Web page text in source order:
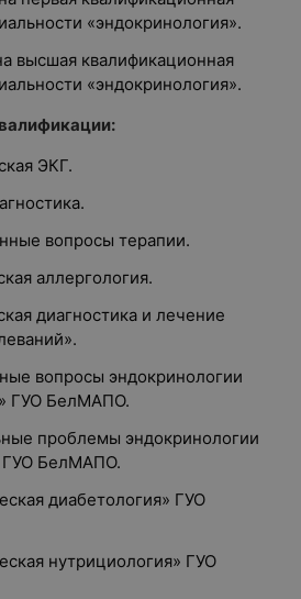
«эндокринология».
высшая квалификационная
«эндокринология».
ЭКГ.
вопросы терапии.
аллергология.
диагностика и лечение
вопросы эндокринологии
ГУО БелМАПО.
проблемы эндокринологии
ГУО БелМАПО.
диабетология» ГУО
нутрициология» ГУО